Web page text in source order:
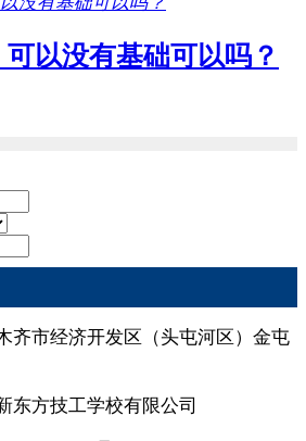
以没有基础可以吗？
齐市经济开发区（头屯河区）金屯
东方技工学校有限公司